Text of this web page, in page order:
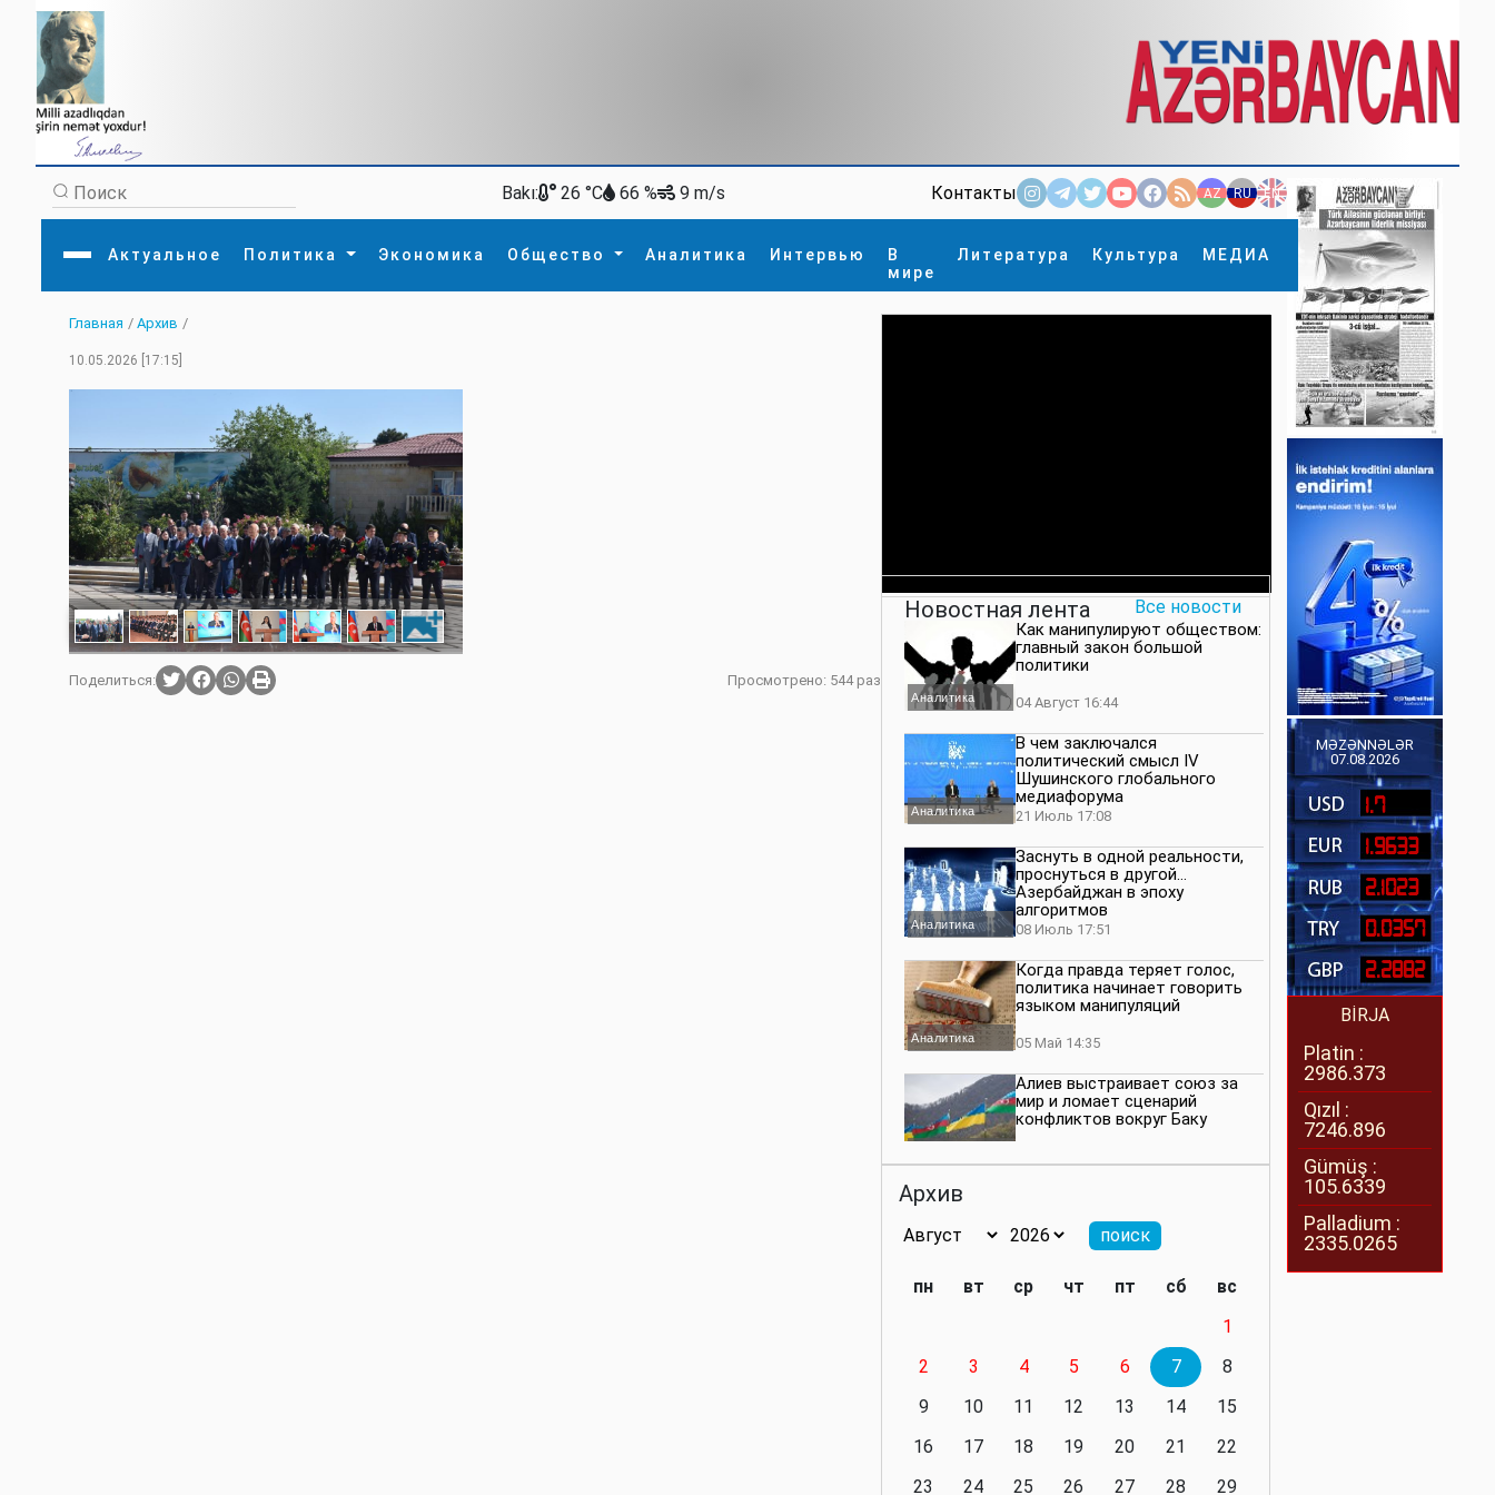
Bakı: 26 °C 66 % 9 m/s Контакты AZ RU EN
Актуальное Политика Экономика Общество Аналитика Интервью
В
мире
Литература Культура МЕДИА
×
Главная
Актуальное
Экономика
Литература
МЕДИА
Внутренняя политикаНаука
Диаспора
Главная / Архив /
10.05.2026 [17:15]
Поделиться: Просмотрено: 544 раз
Новостная лента Все новости
Аналитика
Как манипулируют обществом:
главный закон большой
политики
04 Август 16:44
Аналитика
В чем заключался
политический смысл IV
Шушинского глобального
медиафорума
21 Июль 17:08
Аналитика
Заснуть в одной реальности,
проснуться в другой…
Азербайджан в эпоху
алгоритмов
08 Июль 17:51
Аналитика
Когда правда теряет голос,
политика начинает говорить
языком манипуляций
05 Май 14:35
Алиев выстраивает союз за
мир и ломает сценарий
конфликтов вокруг Баку
значимость региона
нейтралитета больше не будет
Политика
президенту приходится все
делать самому
Архив
пн вт ср чт пт сб
вс
1
2
3 4 5 6 7
8
9
10 11 12 13 14
15
16
17 18 19 20 21
22
23
24 25 26 27 28
29
MƏZƏNNƏLƏR
07.08.2026
1.7
1.9633
2.1023
0.0357
2.2882
BİRJA
Platin :
2986.373
Qızıl :
7246.896
Gümüş :
105.6339
Palladium :
2335.0265